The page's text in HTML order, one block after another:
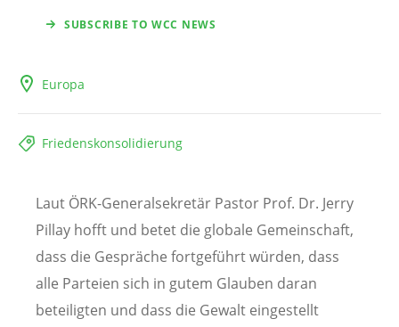
SUBSCRIBE TO WCC NEWS
Europa
Friedenskonsolidierung
Laut ÖRK-Generalsekretär Pastor Prof. Dr. Jerry
Pillay hofft und betet die globale Gemeinschaft,
dass die Gespräche fortgeführt würden, dass
alle Parteien sich in gutem Glauben daran
beteiligten und dass die Gewalt eingestellt